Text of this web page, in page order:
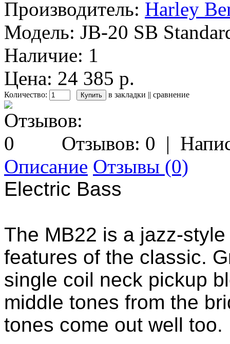
Производитель: Harley
Модель: JB-20 SB
Наличие: 1
Цена: 24 385 р.
Количество: в закладки || сравнение
Отзывов: 0 |
Описание Отзывы (0)
Electric Bass
The MB22 is a jazz-
features of the classic.
single coil neck pickup
middle tones from the
tones come out well too.